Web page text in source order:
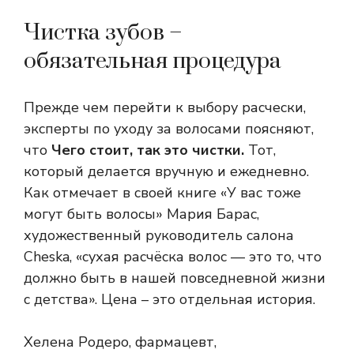
Чистка зубов –
обязательная процедура
Прежде чем перейти к выбору расчески,
эксперты по уходу за волосами поясняют,
что Чего стоит, так это чистки. Тот,
который делается вручную и ежедневно.
Как отмечает в своей книге «У вас тоже
могут быть волосы» Мария Барас,
художественный руководитель салона
Cheska, «сухая расчёска волос — это то, что
должно быть в нашей повседневной жизни
с детства». Цена – это отдельная история.
Хелена Родеро, фармацевт,